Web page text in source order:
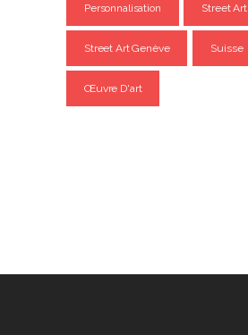
Personnalisation Street Art
Street Art Genève Suisse
Œuvre D'art